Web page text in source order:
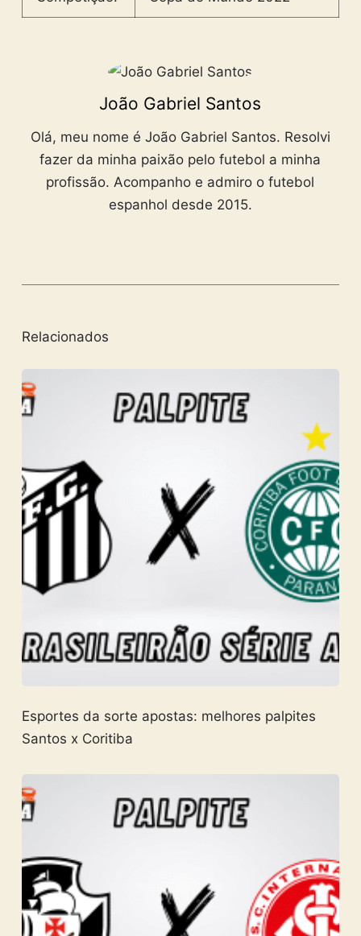
João Gabriel Santos
Olá, meu nome é João Gabriel Santos. Resolvi
fazer da minha paixão pelo futebol a minha
profissão. Acompanho e admiro o futebol
espanhol desde 2015.
Relacionados
Esportes da sorte apostas: melhores palpites
Santos x Coritiba